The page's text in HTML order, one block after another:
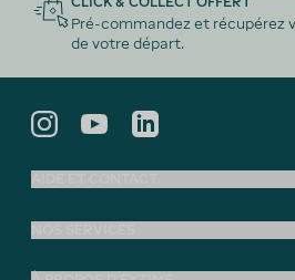
Pré-commandez et récupérez
de votre départ.